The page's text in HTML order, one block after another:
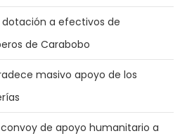
a efectivos de
de Carabobo
masivo apoyo de los
de apoyo humanitario a